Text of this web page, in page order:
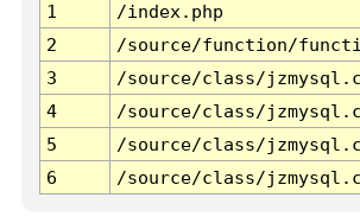
1
/index.php
2
/source/function/
3
/source/class/
4
/source/class/
5
/source/class/
6
/source/class/